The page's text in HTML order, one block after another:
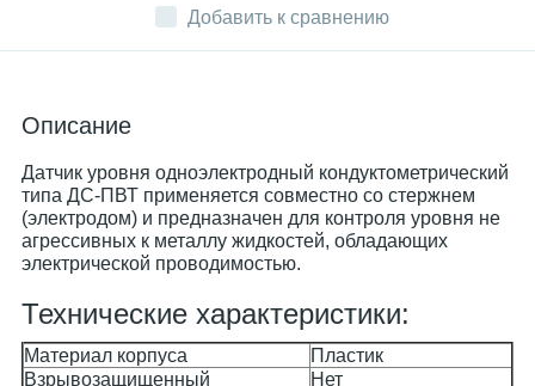
Добавить к сравнению
Описание
Датчик уровня одноэлектродный кондуктометрический
типа ДС-ПВТ применяется совместно со стержнем
(электродом) и предназначен для контроля уровня не
агрессивных к металлу жидкостей, обладающих
электрической проводимостью.
Технические характеристики:
Материал корпуса
Пластик
Взрывозащищенный
Нет